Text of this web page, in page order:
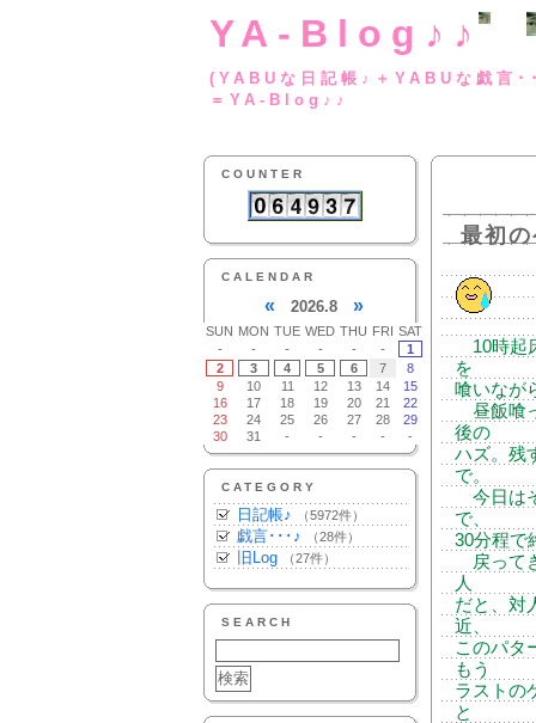
YA-Blog♪♪
(YABUな日記帳♪
＝YA-Blog♪♪
COUNTER
CALENDAR
« 2026.8 »
SUN MON TUE WED THU FRI SAT
-
- - - - -
1
2
3 4 5 6 7
8
9
10 11 12 13 14
15
16
17 18 19 20 21
22
23
24 25 26 27 28
29
30
31 - - - - -
CATEGORY
日記帳♪ （5972件）
戯言･･･♪ （28件）
旧Log （27件）
SEARCH
最初
10時起
を
喰いなが
昼飯喰
後の
ハズ。残
で。
今日は
で、
30分程で
戻って
人
だと、対
近、
このパタ
もう
ラストの
と